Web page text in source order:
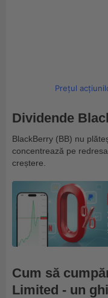
Prețul
Dividende
BlackBerry (BB) nu
concentrează pe
creștere.
Cum să
Limited - un